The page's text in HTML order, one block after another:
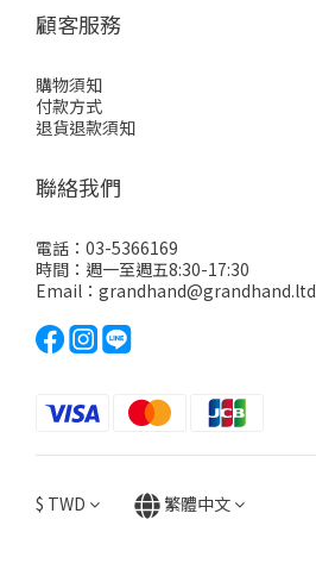
顧客服務
購物須知
付款方式
退貨退款須知
聯絡我們
電話：03-5366169
時間：週一至週五8:30-17:30
Email：grandhand@grandhand.ltd
$ TWD 繁體中文